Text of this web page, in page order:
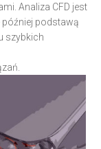
Analiza CFD jest
później podstawą
szybkich